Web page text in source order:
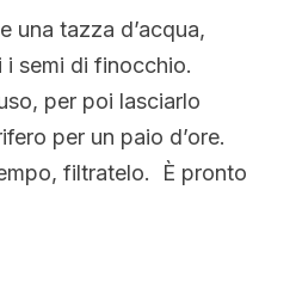
una tazza d’acqua,
semi di finocchio.
per poi lasciarlo
per un paio d’ore.
filtratelo. È pronto